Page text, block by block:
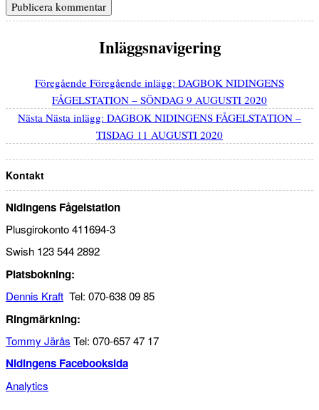
Inläggsnavigering
Föregående Föregående inlägg: DAGBOK NIDINGENS
FÅGELSTATION – SÖNDAG 9 AUGUSTI 2020
Nästa Nästa inlägg: DAGBOK NIDINGENS FÅGELSTATION –
TISDAG 11 AUGUSTI 2020
Kontakt
Nidingens Fågelstation
Plusgirokonto 411694-3
Swish 123 544 2892
Platsbokning:
Dennis Kraft Tel: 070-638 09 85
Ringmärkning:
Tommy Järås Tel: 070-657 47 17
Nidingens Facebooksida
Analytics